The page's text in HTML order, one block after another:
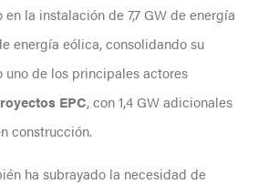
la instalación de 7,7 GW de energía
energía eólica, consolidando su
uno de los principales actores
EPC, con 1,4 GW adicionales
construcción.
ha subrayado la necesidad de